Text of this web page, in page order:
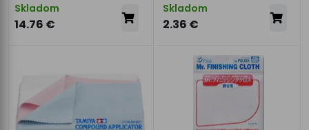
Skladom
14.76 €
Skladom
2.36 €